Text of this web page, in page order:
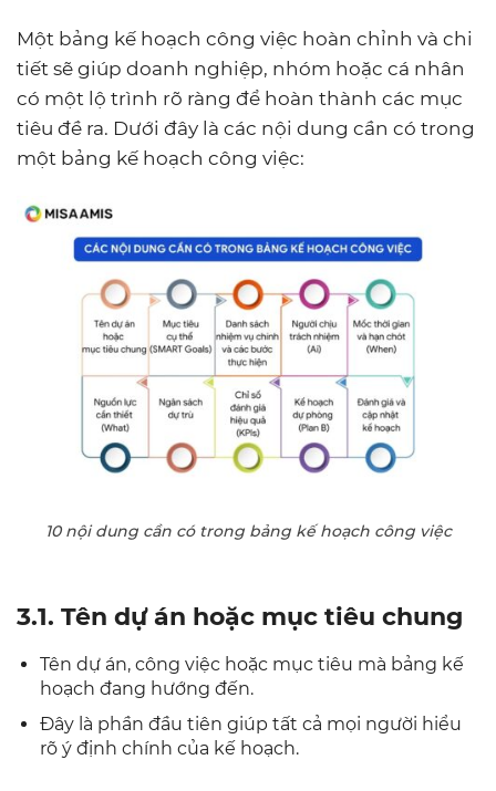
Một bảng kế hoạch công việc hoàn chỉnh và chi
tiết sẽ giúp doanh nghiệp, nhóm hoặc cá nhân
có một lộ trình rõ ràng để hoàn thành các mục
tiêu đề ra. Dưới đây là các nội dung cần có trong
một bảng kế hoạch công việc:
10 nội dung cần có trong bảng kế hoạch công việc
3.1. Tên dự án hoặc mục tiêu chung
Tên dự án, công việc hoặc mục tiêu mà bảng kế
hoạch đang hướng đến.
Đây là phần đầu tiên giúp tất cả mọi người hiểu
rõ ý định chính của kế hoạch.